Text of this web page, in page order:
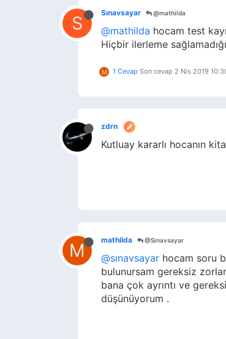
S Sınavsayar @mathilda
@mathilda hocam test
Hiçbir ilerleme
M 1 Cevap Son cevap 2 Nis 2019
zdrn
Kutluay kararlı hocanın
M mathilda @Sınavsayar
@sınavsayar hocam soru
bulunursam gereksiz
bana çok ayrıntı ve
düşünüyorum .